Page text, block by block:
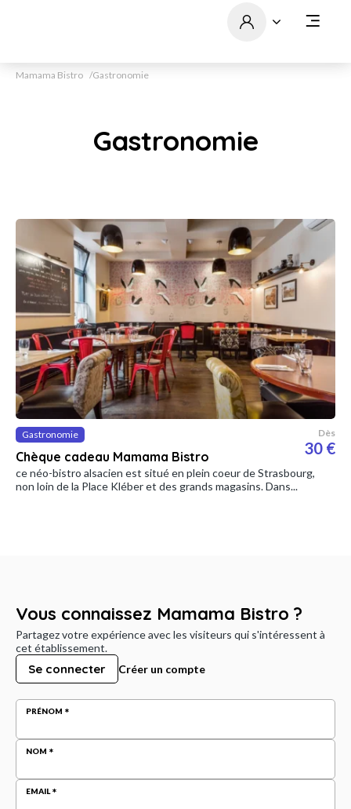
Mamama Bistro Gastronomie
Gastronomie
Gastronomie
Chèque cadeau Mamama Bistro
Dès
30 €
ce néo-bistro alsacien est situé en plein coeur de Strasbourg,
non loin de la Place Kléber et des grands magasins. Dans...
Vous connaissez Mamama Bistro ?
Partagez votre expérience avec les visiteurs qui s'intéressent à
cet établissement.
Se connecter Créer un compte
PRÉNOM
NOM
EMAIL